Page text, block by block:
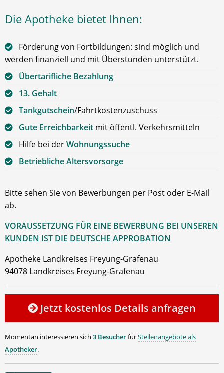
Die Apotheke bietet Ihnen:
Förderung von Fortbildungen: sind möglich und
werden finanziell und mit Überstunden unterstützt.
Übertarifliche Bezahlung
13. Gehalt
Tankgutschein/Fahrtkostenzuschuss
Gute Erreichbarkeit mit öffentl. Verkehrsmitteln
Hilfe bei derWohnungssuche
Betriebliche Altersvorsorge
Bitte sehen Sie von Bewerbungen per Post oder E-Mail
ab.
VORAUSSETZUNG FÜR EINE BEWERBUNG BEI UNSEREN
KUNDEN IST DIE DEUTSCHE APPROBATION
Apotheke Landkreises Freyung-Grafenau
94078 Landkreises Freyung-Grafenau
Jetzt kostenlos Details anfragen
Momentan interessieren sich 3 BesucherfürStellenangebote als
Apotheker.